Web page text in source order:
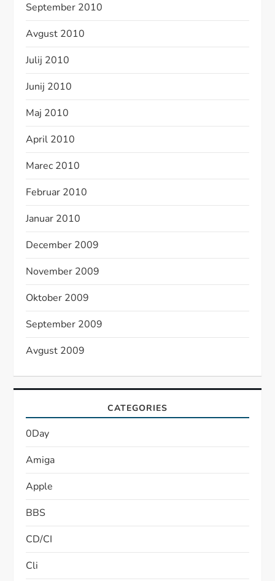
September 2010
Avgust 2010
Julij 2010
Junij 2010
Maj 2010
April 2010
Marec 2010
Februar 2010
Januar 2010
December 2009
November 2009
Oktober 2009
September 2009
Avgust 2009
CATEGORIES
0Day
Amiga
Apple
BBS
CD/CI
Cli